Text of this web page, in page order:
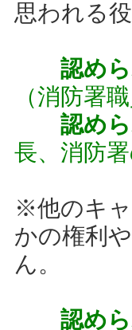
思われる
認め
（消防署
認め
長、消防
※他のキ
かの権利
ん。
認め